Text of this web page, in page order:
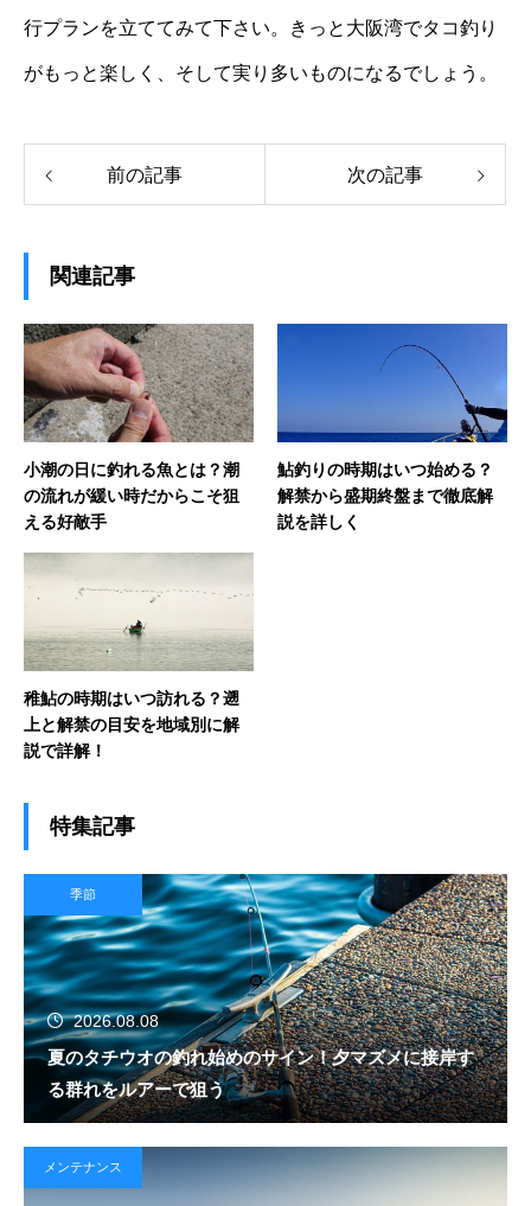
行プランを立ててみて下さい。きっと大阪湾でタコ釣り
がもっと楽しく、そして実り多いものになるでしょう。
前の記事 次の記事
関連記事
小潮の日に釣れる魚とは？潮
の流れが緩い時だからこそ狙
える好敵手
鮎釣りの時期はいつ始める？
解禁から盛期終盤まで徹底解
説を詳しく
稚鮎の時期はいつ訪れる？遡
上と解禁の目安を地域別に解
説で詳解！
特集記事
季節
2026.08.08
夏のタチウオの釣れ始めのサイン！夕マズメに接岸す
る群れをルアーで狙う
メンテナンス